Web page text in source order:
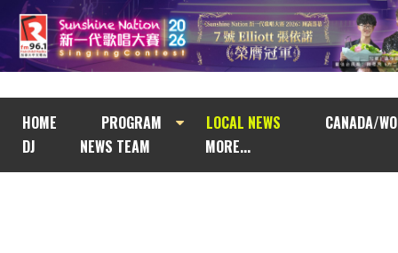
HOME PROGRAM LOCAL NEWS
CANADA/
DJ
NEWS TEAM MORE...